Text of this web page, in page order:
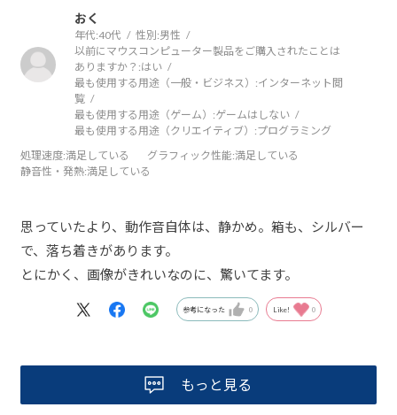
おく
年代:40代 性別:男性
以前にマウスコンピューター製品をご購入されたことは
ありますか？:はい
最も使用する用途（一般・ビジネス）:インターネット閲
覧
最も使用する用途（ゲーム）:ゲームはしない
最も使用する用途（クリエイティブ）:プログラミング
処理速度:満足している グラフィック性能:満足している
静音性・発熱:満足している
思っていたより、動作音自体は、静かめ。箱も、シルバー
で、落ち着きがあります。
とにかく、画像がきれいなのに、驚いてます。
参考になった 0 Like! 0
もっと見る